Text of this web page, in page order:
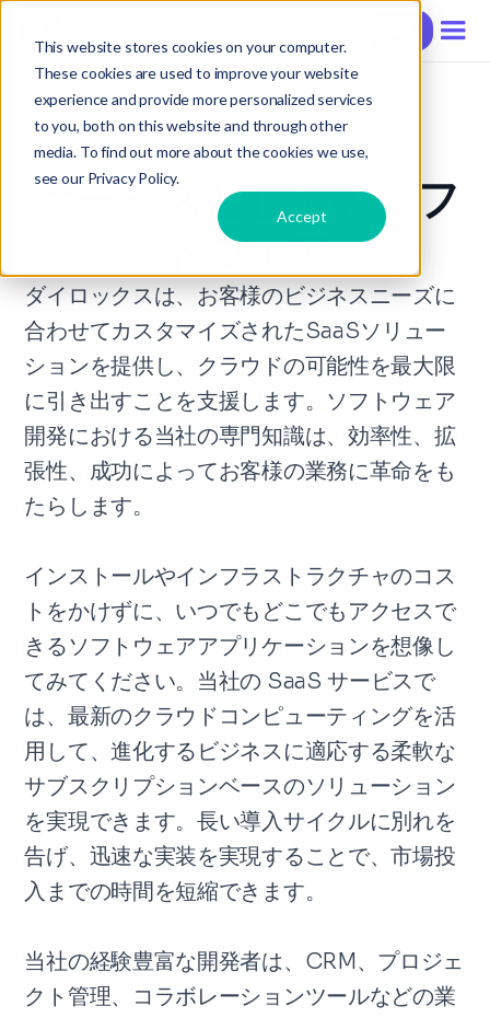
This website stores cookies on your computer.
These cookies are used to improve your website
experience and provide more personalized services
to you, both on this website and through other
media. To find out more about the cookies we use,
see our Privacy Policy.
Accept
ベトナムにおけるSaaS開発アウトソーシング
サービスとしてのソフ
トウェア
ダイロックスは、お客様のビジネスニーズに
合わせてカスタマイズされたSaaSソリュー
ションを提供し、クラウドの可能性を最大限
に引き出すことを支援します。ソフトウェア
開発における当社の専門知識は、効率性、拡
張性、成功によってお客様の業務に革命をも
たらします。
インストールやインフラストラクチャのコス
トをかけずに、いつでもどこでもアクセスで
きるソフトウェアアプリケーションを想像し
てみてください。当社の SaaS サービスで
は、最新のクラウドコンピューティングを活
用して、進化するビジネスに適応する柔軟な
サブスクリプションベースのソリューション
を実現できます。長い導入サイクルに別れを
告げ、迅速な実装を実現することで、市場投
入までの時間を短縮できます。
当社の経験豊富な開発者は、CRM、プロジェ
クト管理、コラボレーションツールなどの業